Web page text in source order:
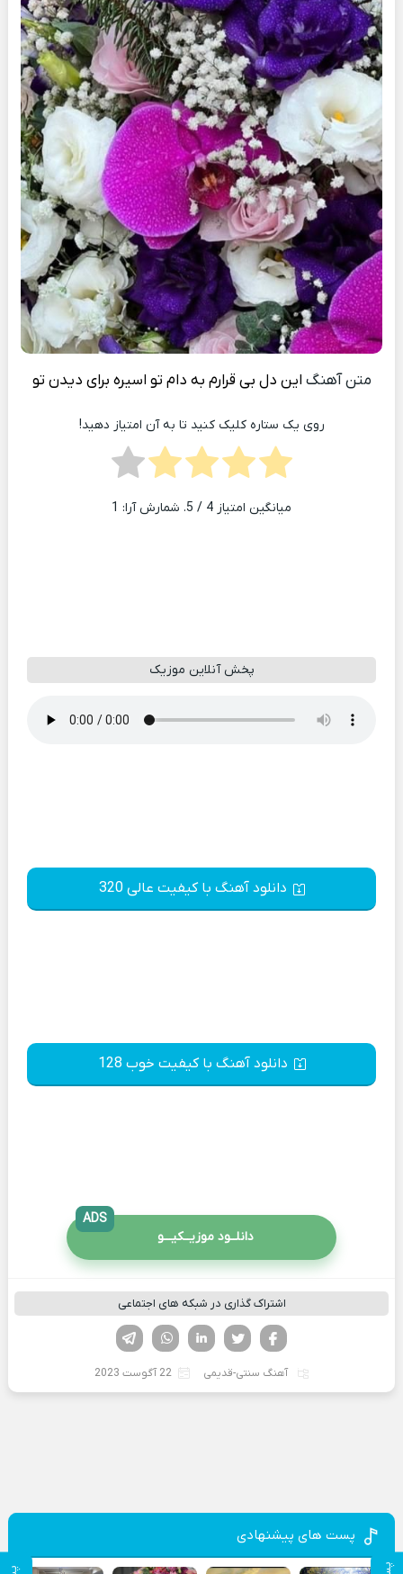
متن آهنگ این دل بی قرارم به دام تو اسیره برای دیدن تو
روی یک ستاره کلیک کنید تا به آن امتیاز دهید!
میانگین امتیاز 4 / 5. شمارش آرا: 1
پخش آنلاین موزیک
دانلود آهنگ با کیفیت عالی 320
دانلود آهنگ با کیفیت خوب 128
دانلــود موزیــکیـــو
ADS
اشتراک گذاری در شبکه های اجتماعی
لینکدین تویتر
فیسوک
آهنگ سنتی-قدیمی 22 آگوست 2023
پست های پیشنهادی